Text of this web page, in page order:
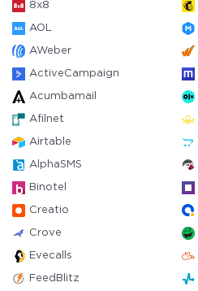
8x8
AOL
AWeber
ActiveCampaign
Acumbamail
Afilnet
Airtable
AlphaSMS
Binotel
Creatio
Crove
Evecalls
FeedBlitz